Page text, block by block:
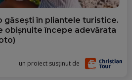
găsești în pliantele turistice.
obișnuite începe adevărata
un proiect susținut de